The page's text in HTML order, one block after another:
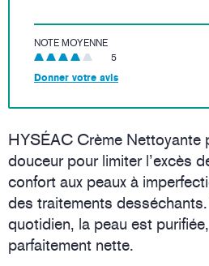
NOTE MOYENNE
5
Donner votre avis
HYSÉAC Crème Nettoyante
douceur pour limiter l’excès
confort aux peaux à
des traitements
quotidien, la peau est
parfaitement nette.